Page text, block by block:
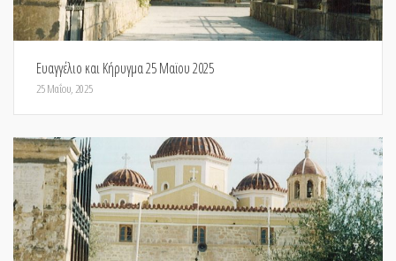
Ευαγγέλιο και Κήρυγμα 25 Μαϊου 2025
25 Μαΐου, 2025